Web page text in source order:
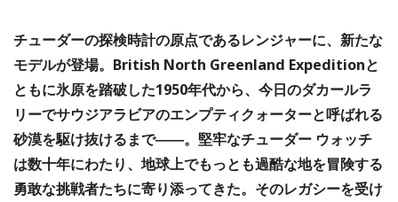
チューダーの探検時計の原点であるレンジャーに、新たな
モデルが登場。British North Greenland Expeditionと
ともに氷原を踏破した1950年代から、今日のダカールラ
リーでサウジアラビアのエンプティクォーターと呼ばれる
砂漠を駆け抜けるまで――。堅牢なチューダー ウォッチ
は数十年にわたり、地球上でもっとも過酷な地を冒険する
勇敢な挑戦者たちに寄り添ってきた。そのレガシーを受け